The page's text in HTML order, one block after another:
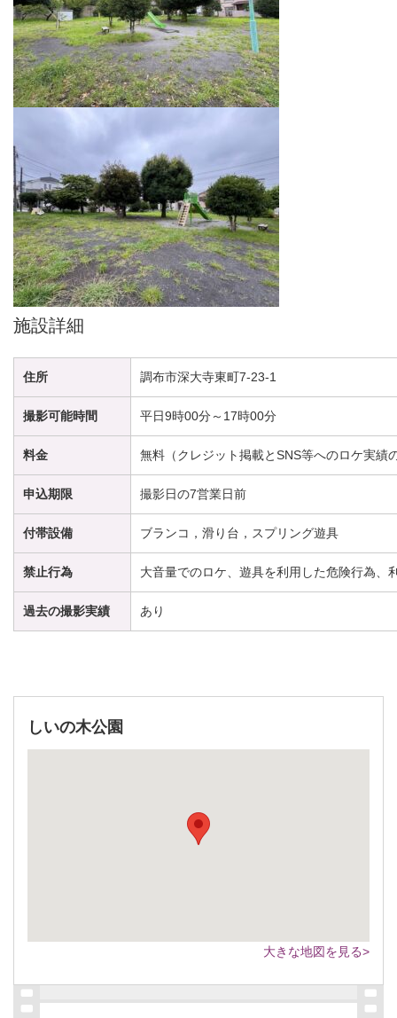
施設詳細
住所 調布市深大寺東町7-23-1
撮影可能時間 平日9時00分～17時00分
料金 無料（クレジット掲載とSNS等へのロケ実績
申込期限 撮影日の7営業日前
付帯設備 ブランコ，滑り台，スプリング遊具
禁止行為 大音量でのロケ、遊具を利用した危険行為、
過去の撮影実績 あり
しいの木公園
大きな地図を見る>